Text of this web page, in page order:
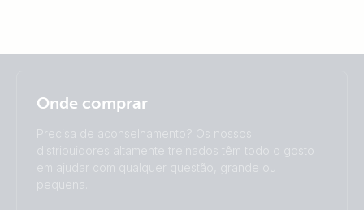
Português
Change language
Čeština
Dansk
Deutsch
English
Español
Onde comprar
Precisa de aconselhamento? Os nossos
distribuidores altamente treinados têm todo o gosto
em ajudar com qualquer questão, grande ou
pequena.